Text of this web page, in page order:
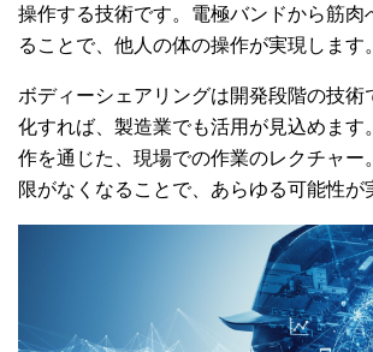
操作する技術です。電極バンドから筋肉
ることで、他人の体の操作が実現します。
ボディーシェアリングは開発段階の技術
化すれば、製造業でも活用が見込めます
作を通じた、現場での作業のレクチャー
限がなくなることで、あらゆる可能性が